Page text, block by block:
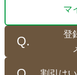
マ
登